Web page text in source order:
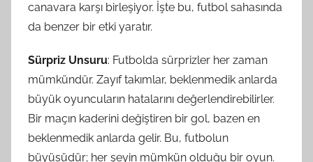
canavara karşı birleşiyor. İşte bu, futbol sahasında
da benzer bir etki yaratır.
Sürpriz Unsuru: Futbolda sürprizler her zaman
mümkündür. Zayıf takımlar, beklenmedik anlarda
büyük oyuncuların hatalarını değerlendirebilirler.
Bir maçın kaderini değiştiren bir gol, bazen en
beklenmedik anlarda gelir. Bu, futbolun
büyüsüdür; her şeyin mümkün olduğu bir oyun.